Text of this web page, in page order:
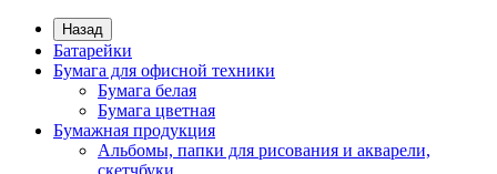
Назад
Батарейки
Бумага для офисной техники
Бумага белая
Бумага цветная
Бумажная продукция
Альбомы, папки для рисования и акварели,
скетчбуки